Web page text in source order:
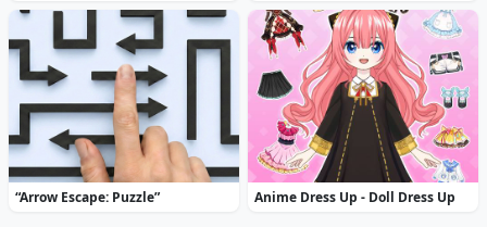
“Arrow Escape: Puzzle” Anime Dress Up - Doll Dress Up